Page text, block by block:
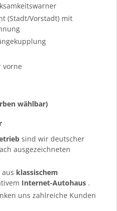
(Stadt/Vorstadt) mit
vorne
wählbar)
sind wir deutscher
ausgezeichneten
klassischem
Internet-Autohaus .
uns zahlreiche Kunden